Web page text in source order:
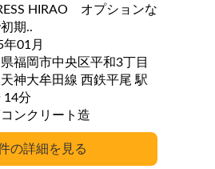
HIRAO オプションな
期..
年01月
福岡市中央区平和3丁目
神大牟田線 西鉄平尾 駅
徒歩 14分
ンクリート造